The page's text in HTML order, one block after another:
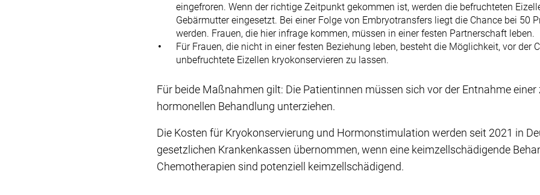
eingefroren. Wenn der richtige Zeitpunkt gekommen ist, werden die befruchteten
Gebärmutter eingesetzt. Bei einer Folge von Embryotransfers liegt die Chance bei 50
werden. Frauen, die hier infrage kommen, müssen in einer festen Partnerschaft leben.
Für Frauen, die nicht in einer festen Beziehung leben, besteht die Möglichkeit, vor der
unbefruchtete Eizellen kryokonservieren zu lassen.
Für beide Maßnahmen gilt: Die Patientinnen müssen sich vor der Entnahme
hormonellen Behandlung unterziehen.
Die Kosten für Kryokonservierung und Hormonstimulation werden seit 2021 in
gesetzlichen Krankenkassen übernommen, wenn eine keimzellschädigende
Chemotherapien sind potenziell keimzellschädigend.